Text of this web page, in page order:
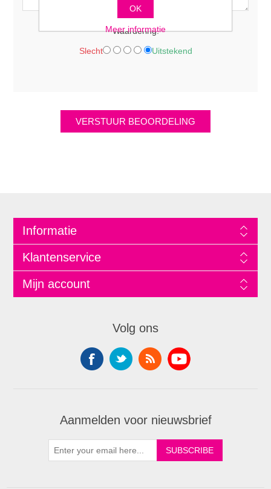
Waardering:
Slecht Uitstekend
Informatie
Klantenservice
Mijn account
Volg ons
Aanmelden voor nieuwsbrief
OK
Meer informatie